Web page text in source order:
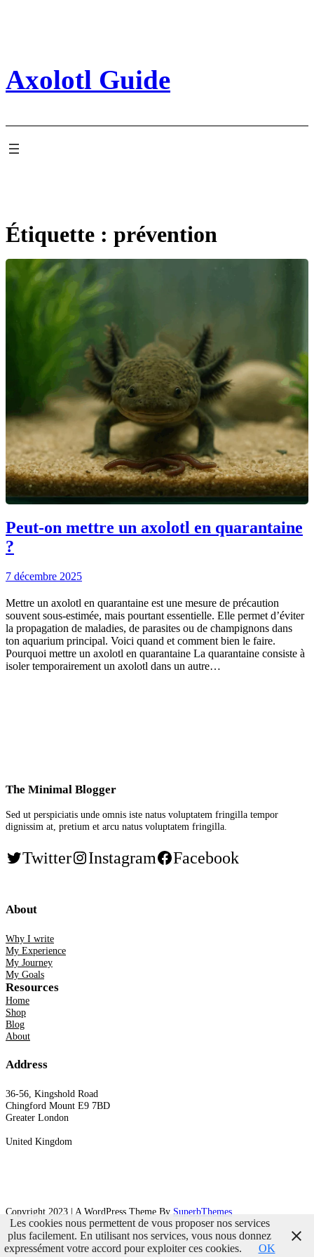
Axolotl Guide
Étiquette : prévention
Peut-on mettre un axolotl en quarantaine
?
7 décembre 2025
Mettre un axolotl en quarantaine est une mesure de précaution
souvent sous-estimée, mais pourtant essentielle. Elle permet d’éviter
la propagation de maladies, de parasites ou de champignons dans
ton aquarium principal. Voici quand et comment bien le faire.
Pourquoi mettre un axolotl en quarantaine La quarantaine consiste à
isoler temporairement un axolotl dans un autre…
The Minimal Blogger
Sed ut perspiciatis unde omnis iste natus voluptatem fringilla tempor
dignissim at, pretium et arcu natus voluptatem fringilla.
Twitter Instagram Facebook
About
Why I write
My Experience
My Journey
My Goals
Resources
Home
Shop
Blog
About
Address
36-56, Kingshold Road
Chingford Mount E9 7BD
Greater London
United Kingdom
Copyright 2023 | A WordPress Theme By SuperbThemes
Les cookies nous permettent de vous proposer nos services
plus facilement. En utilisant nos services, vous nous donnez
expressément votre accord pour exploiter ces cookies.
OK